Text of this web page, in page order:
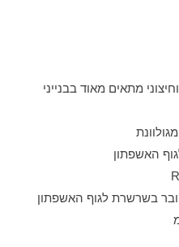
מתאים מאוד בבנייני
האשפתון
בשרשרת לגוף האשפתון